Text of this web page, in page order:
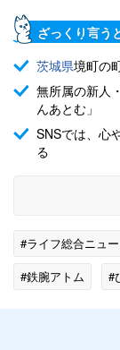
ざっくり言う
茨城県境町の
無所属の新人
んあとむ」
SNSでは、心
る
#ライフ総合ニュ
#鉄腕アトム
#